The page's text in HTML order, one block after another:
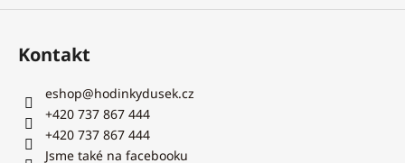
Kontakt
eshop@hodinkydusek.cz
+420 737 867 444
+420 737 867 444
Jsme také na facebooku